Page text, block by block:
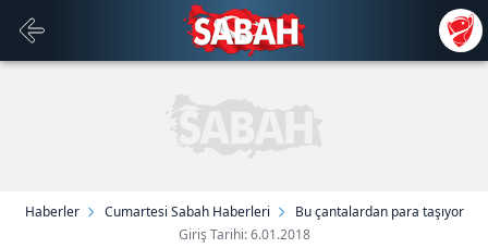
Haberler Cumartesi Sabah Haberleri
Bu çantalardan para taşıyor
Giriş Tarihi: 6.01.2018